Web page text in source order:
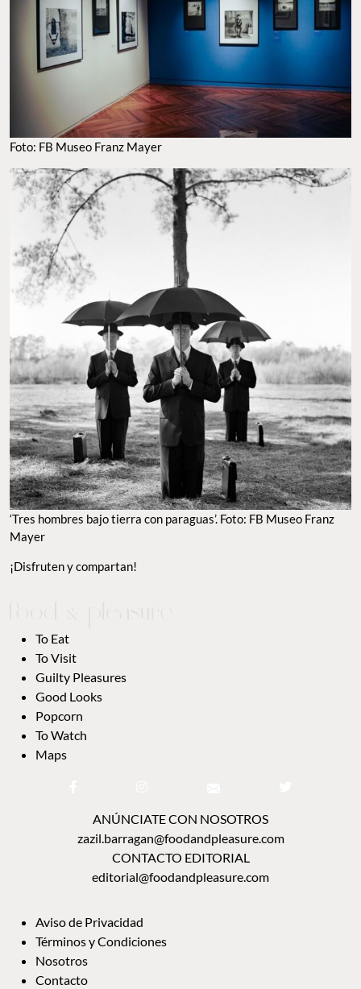
Foto: FB Museo Franz Mayer
‘Tres hombres bajo tierra con paraguas’. Foto: FB Museo Franz
Mayer
¡Disfruten y compartan!
To Eat
To Visit
Guilty Pleasures
Good Looks
Popcorn
To Watch
Maps
ANÚNCIATE CON NOSOTROS
zazil.barragan@foodandpleasure.com
CONTACTO EDITORIAL
editorial@foodandpleasure.com
Aviso de Privacidad
Términos y Condiciones
Nosotros
Contacto